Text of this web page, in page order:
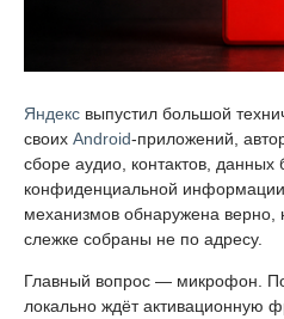
Яндекс выпустил большой
своих Android-приложений,
сборе аудио, контактов, данных
конфиденциальной
механизмов обнаружена верно,
слежке собраны не по адресу.
Главный вопрос — микрофон.
локально ждёт активационную